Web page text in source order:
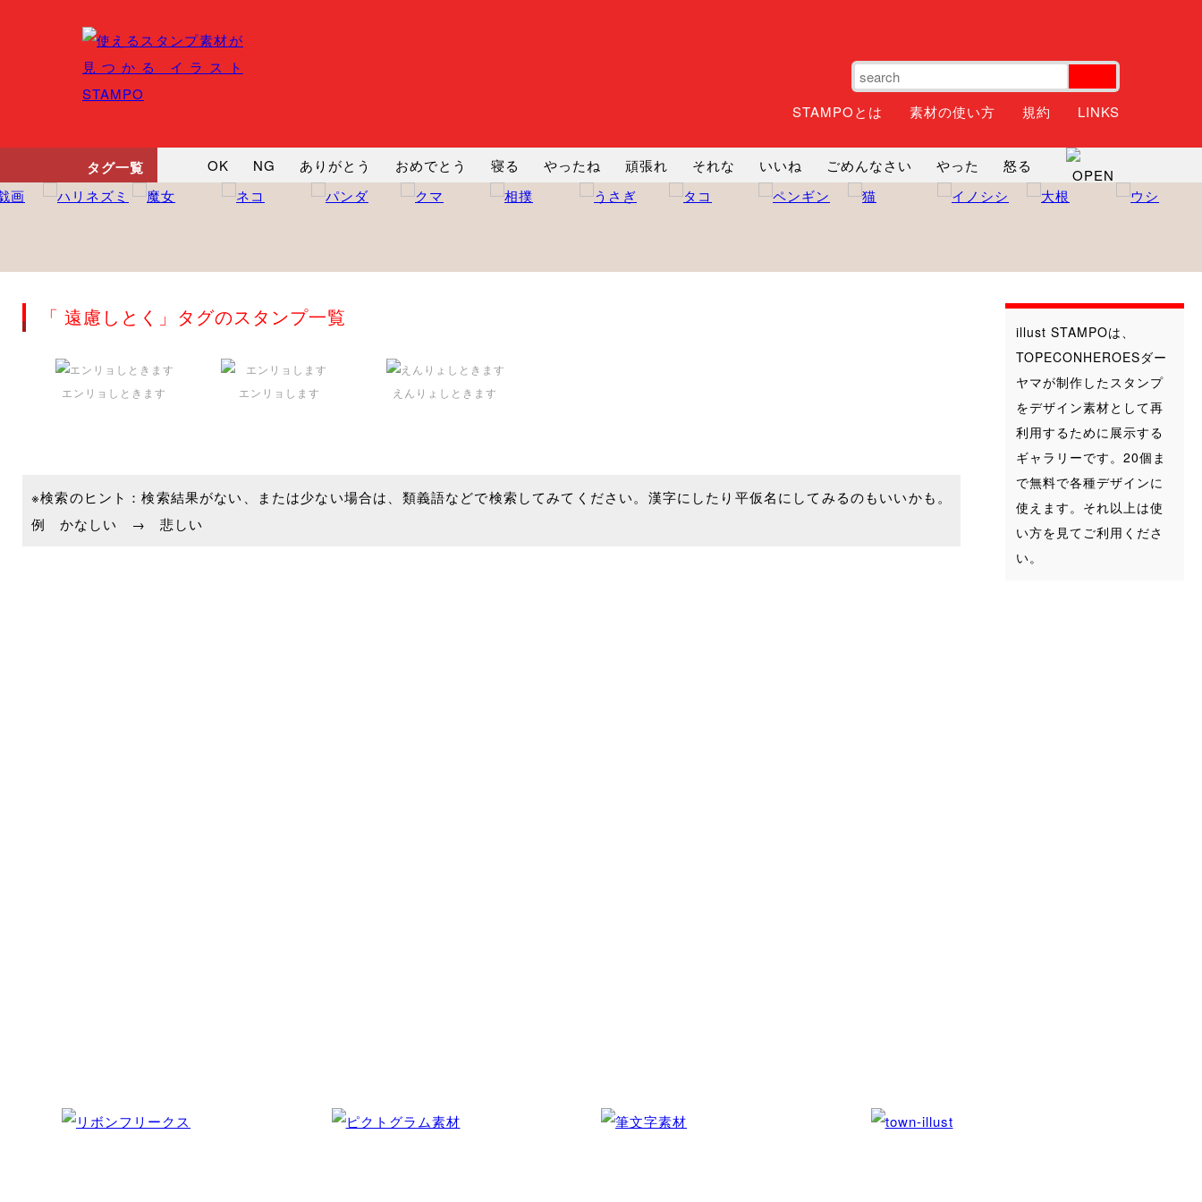
STAMPOとは 素材の使い方 規約 LINKS
タグ一覧 OK NG ありがとう おめでとう 寝る やったね 頑張れ それな いいね ごめんなさい やった
怒る
悲しい
だるい 衝撃 まったり じーっ えへへ おはよう おはよう 神 るんるん ファイト
焦る
「 遠慮しとく」タグのスタンプ一覧
エンリョしときます エンリョします えんりょしときます
※検索のヒント：検索結果がない、または少ない場合は、類義語などで検索してみてください。漢字にしたり平仮名にしてみるのもいいかも。
例 かなしい → 悲しい
illust STAMPOは、
TOPECONHEROESダー
ヤマが制作したスタンプ
をデザイン素材として再
利用するために展示する
ギャラリーです。20個ま
で無料で各種デザインに
使えます。それ以上は使
い方を見てご利用くださ
い。